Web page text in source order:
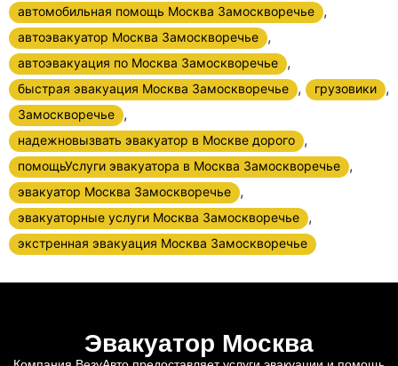
автомобильная помощь Москва Замоскворечье ,
автоэвакуатор Москва Замоскворечье ,
автоэвакуация по Москва Замоскворечье ,
быстрая эвакуация Москва Замоскворечье , грузовики ,
Замоскворечье ,
надежновызвать эвакуатор в Москве дорого ,
помощьУслуги эвакуатора в Москва Замоскворечье ,
эвакуатор Москва Замоскворечье ,
эвакуаторные услуги Москва Замоскворечье ,
экстренная эвакуация Москва Замоскворечье
Эвакуатор Москва